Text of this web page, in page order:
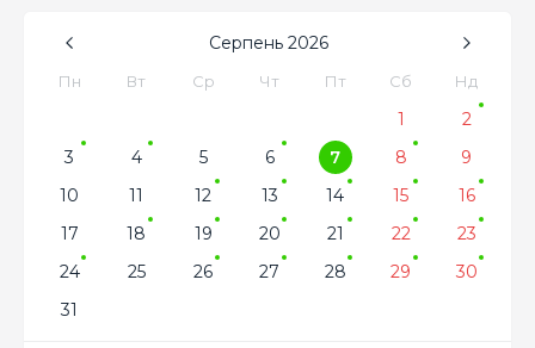
Серпень 2026
Пн Вт Ср Чт Пт Сб Нд
1
2
3
4 5 6 7 8
9
10
11 12 13 14 15
16
17
18 19 20 21 22
23
24
25 26 27 28 29
30
31